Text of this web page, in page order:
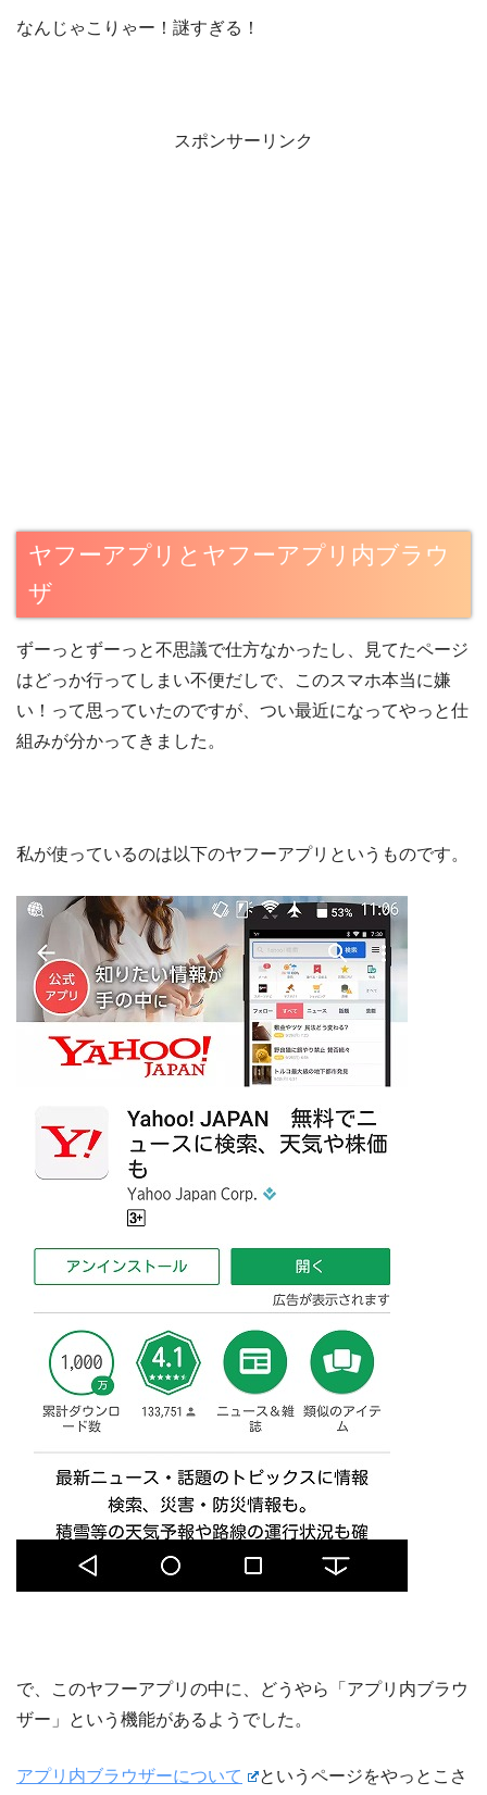
なんじゃこりゃー！謎すぎる！
スポンサーリンク
ヤフーアプリとヤフーアプリ内ブラウ
ザ
ずーっとずーっと不思議で仕方なかったし、見てたページ
はどっか行ってしまい不便だしで、このスマホ本当に嫌
い！って思っていたのですが、つい最近になってやっと仕
組みが分かってきました。
私が使っているのは以下のヤフーアプリというものです。
で、このヤフーアプリの中に、どうやら「アプリ内ブラウ
ザー」という機能があるようでした。
アプリ内ブラウザーについて
というページをやっとこさ